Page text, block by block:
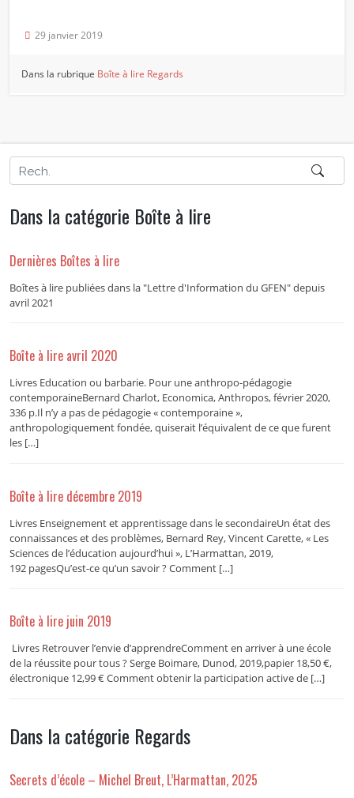
29 janvier 2019
Dans la rubrique Boîte à lire Regards
Dans la catégorie Boîte à lire
Dernières Boîtes à lire
Boîtes à lire publiées dans la "Lettre d'Information du GFEN" depuis
avril 2021
Boîte à lire avril 2020
Livres Education ou barbarie. Pour une anthropo-pédagogie
contemporaineBernard Charlot, Economica, Anthropos, février 2020,
336 p.Il n’y a pas de pédagogie « contemporaine »,
anthropologiquement fondée, quiserait l’équivalent de ce que furent
les […]
Boîte à lire décembre 2019
Livres Enseignement et apprentissage dans le secondaireUn état des
connaissances et des problèmes, Bernard Rey, Vincent Carette, « Les
Sciences de l’éducation aujourd’hui », L’Harmattan, 2019,
192 pagesQu’est-ce qu’un savoir ? Comment […]
Boîte à lire juin 2019
Livres Retrouver l’envie d’apprendreComment en arriver à une école
de la réussite pour tous ? Serge Boimare, Dunod, 2019,papier 18,50 €,
électronique 12,99 € Comment obtenir la participation active de […]
Dans la catégorie Regards
Secrets d’école – Michel Breut, L’Harmattan, 2025